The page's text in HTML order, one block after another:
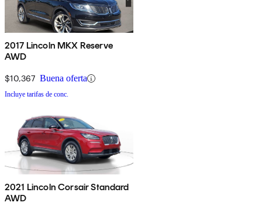
2017 Lincoln MKX Reserve
AWD
$10,367 Buena oferta
Incluye tarifas de conc.
2021 Lincoln Corsair Standard
AWD